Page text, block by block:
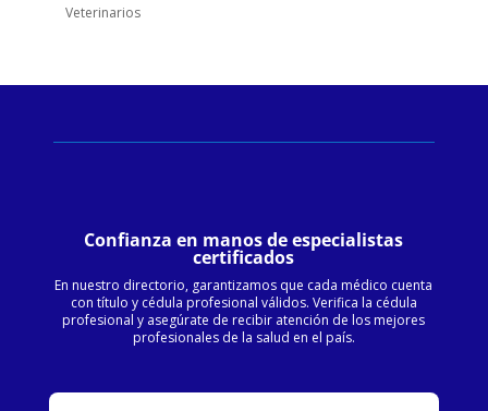
Veterinarios
Confianza en manos de especialistas
certificados
En nuestro directorio, garantizamos que cada médico cuenta
con título y cédula profesional válidos. Verifica la cédula
profesional y asegúrate de recibir atención de los mejores
profesionales de la salud en el país.